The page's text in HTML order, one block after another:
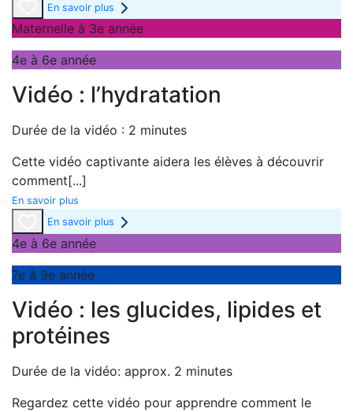
En savoir plus
Maternelle à 3e année
4e à 6e année
Vidéo : l’hydratation
Durée de la vidéo : 2 minutes
Cette vidéo captivante aidera les élèves à découvrir
comment[...]
En savoir plus
En savoir plus
4e à 6e année
7e à 9e année
Vidéo : les glucides, lipides et
protéines
Durée de la vidéo: approx. 2 minutes
Regardez cette vidéo pour apprendre comment le